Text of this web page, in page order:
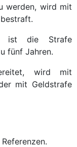
werden, wird mit
ist die Strafe
fünf Jahren.
wird mit
mit Geldstrafe